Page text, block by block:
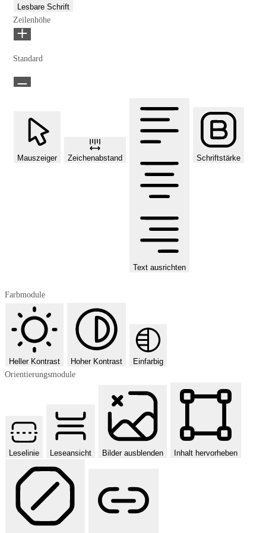
Lesbare Schrift
Zeilenhöhe
Standard
Mauszeiger Zeichenabstand
Text ausrichten
Schriftstärke
Farbmodule
Heller Kontrast Hoher Kontrast
Einfarbig
Orientierungsmodule
Leselinie Leseansicht Bilder ausblenden Inhalt hervorheben